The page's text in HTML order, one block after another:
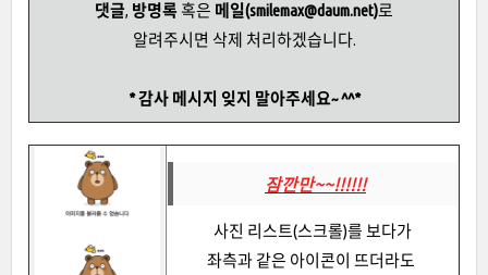
댓글, 방명록혹은 메일(smilemax@daum.net)로
알려주시면 삭제 처리하겠습니다.
* 감사 메시지 잊지 말아주세요~ ^^*
잠깐만~~!!!!!!
사진 리스트(스크롤)를 보다가
좌측과 같은 아이콘이 뜨더라도